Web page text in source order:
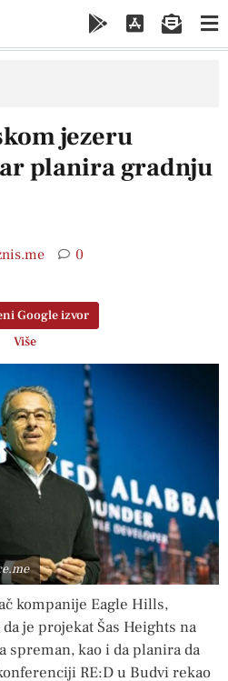
jezeru
planira gradnju
0
Google izvor
Više
kompanije Eagle Hills,
je projekat Šas Heights na
spreman, kao i da planira da
RE:D u Budvi rekao